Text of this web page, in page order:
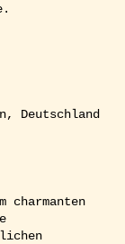
Deutschland